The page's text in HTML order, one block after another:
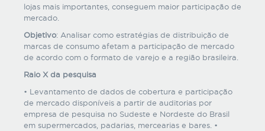
lojas mais importantes, conseguem maior participação de
mercado.
Objetivo: Analisar como estratégias de distribuição de
marcas de consumo afetam a participação de mercado
de acordo com o formato de varejo e a região brasileira.
Raio X da pesquisa
• Levantamento de dados de cobertura e participação
de mercado disponíveis a partir de auditorias por
empresa de pesquisa no Sudeste e Nordeste do Brasil
em supermercados, padarias, mercearias e bares. •